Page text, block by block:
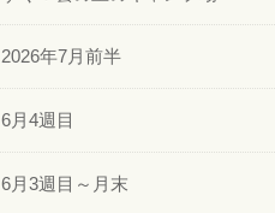
2026年7月前半
6月4週目
6月3週目～月末